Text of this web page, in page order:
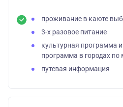
проживание в каюте
3-х разовое питание
культурная программа
программа в городах
путевая информация